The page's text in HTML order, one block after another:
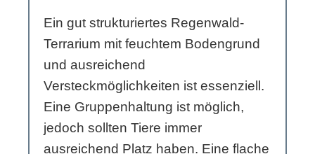
Ein gut strukturiertes Regenwald-
Terrarium mit feuchtem Bodengrund
und ausreichend
Versteckmöglichkeiten ist essenziell.
Eine Gruppenhaltung ist möglich,
jedoch sollten Tiere immer
ausreichend Platz haben. Eine flache